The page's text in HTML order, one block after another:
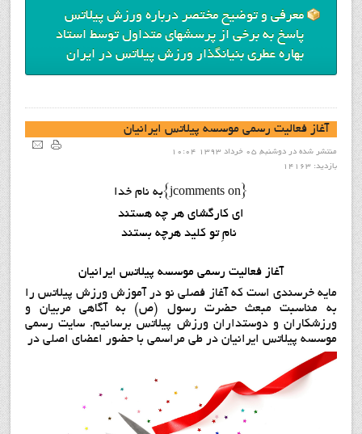
معرفی و توضیح مختصر درباره ورزش پیلاتس
پاسخ به برخی از پرسشهای متداول توسط استاد
بهاره عطری بنیانگذار ورزش پیلاتس در ایران
آغاز فعاليت رسمي موسسه پيلاتس ايرانيان
منتشر شده در دوشنبه, 05 خرداد 1393 10:04
بازدید: 14163
{jcomments on}به نام خدا
ای کارگشای هر چه هستند
نامِ تو کلید هرچه بستند
آغاز فعاليت رسمي موسسه پيلاتس ايرانيان
مایه خرسندی است که آغاز فصلی نو در آموزش ورزش پیلاتس را
به مناسبت مبعث حضرت رسول (ص) به آگاهی مربیان و
ورزشکاران و دوستداران ورزش پیلاتس برسانیم. سایت رسمی
موسسه پیلاتس ایرانیان در طي مراسمي با حضور اعضای اصلی در